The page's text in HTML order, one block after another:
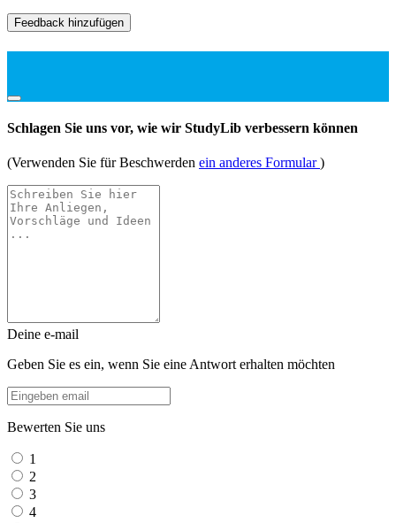
Feedback hinzufügen
Schlagen Sie uns vor, wie wir StudyLib verbessern können
(Verwenden Sie für Beschwerden ein anderes Formular)
Deine e-mail
Geben Sie es ein, wenn Sie eine Antwort erhalten möchten
Bewerten Sie uns
1
2
3
4